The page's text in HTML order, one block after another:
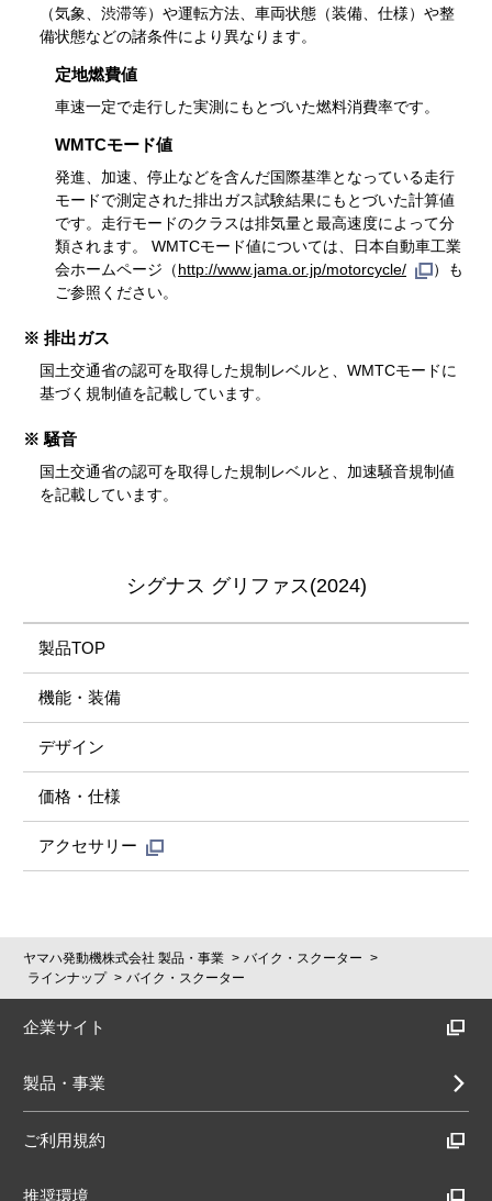
（気象、渋滞等）や運転方法、車両状態（装備、仕様）や整
備状態などの諸条件により異なります。
定地燃費値
車速一定で走行した実測にもとづいた燃料消費率です。
WMTCモード値
発進、加速、停止などを含んだ国際基準となっている走行
モードで測定された排出ガス試験結果にもとづいた計算値
です。走行モードのクラスは排気量と最高速度によって分
類されます。 WMTCモード値については、日本自動車工業
会ホームページ（http://www.jama.or.jp/motorcycle/
）も
ご参照ください。
※ 排出ガス
国土交通省の認可を取得した規制レベルと、WMTCモードに
基づく規制値を記載しています。
※ 騒音
国土交通省の認可を取得した規制レベルと、加速騒音規制値
を記載しています。
シグナス グリファス(2024)
製品TOP
機能・装備
デザイン
価格・仕様
アクセサリー
ヤマハ発動機株式会社 製品・事業
バイク・スクーター
ラインナップ
バイク・スクーター
企業サイト
製品・事業
ご利用規約
推奨環境